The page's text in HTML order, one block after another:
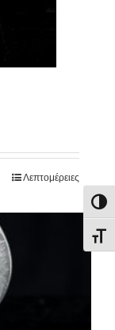
Λεπτομέρειες